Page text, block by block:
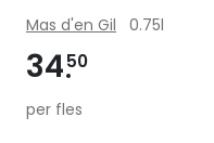
Mas d'en Gil 0.75l
3450
per fles